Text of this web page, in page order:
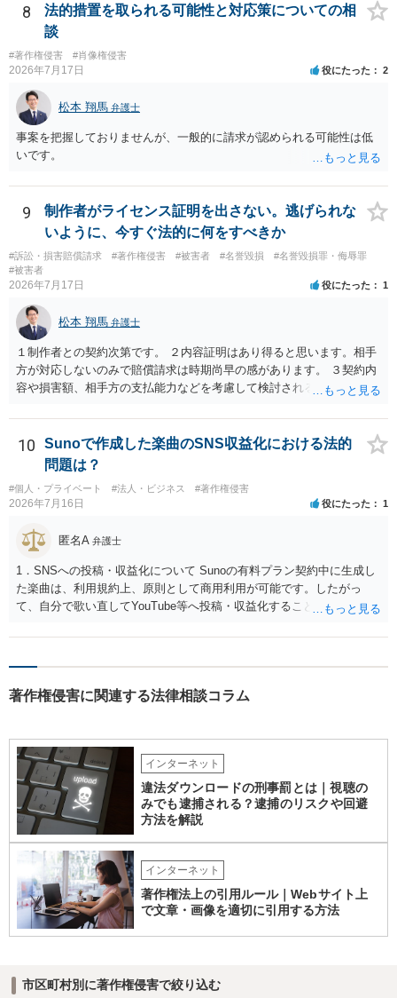
賠償金と8人分の従業員の年間利益を請求すると言われています。」で
の計算がすべて損害とならないかと思いますので、損害額で争っても
良いかと思います。ご参考にしてください。
8
法的措置を取られる可能性と対応策についての相
談
#著作権侵害 #肖像権侵害
2026年7月17日 役にたった 2
松本 翔馬 弁護士
事案を把握しておりませんが、一般的に請求が認められる可能性は低
いです。
9
制作者がライセンス証明を出さない。逃げられな
いように、今すぐ法的に何をすべきか
#訴訟・損害賠償請求 #著作権侵害 #被害者 #名誉毀損
#名誉毀損罪・侮辱罪
#被害者
2026年7月17日 役にたった 1
松本 翔馬 弁護士
１制作者との契約次第です。 ２内容証明はあり得ると思います。相手
方が対応しないのみで賠償請求は時期尚早の感があります。 ３契約内
容や損害額、相手方の支払能力などを考慮して検討されるとよいでし
求する場合もありますが、認められるのはごく一部です。 ５事案の詳
細な検討が必要です。遅延損害金の発生なども確認するとよいでしょ
う。 ６弁護士に窓口を一本化して、直接連絡を避けることも方法の一
10
Sunoで作成した楽曲のSNS収益化における法的
問題は？
#個人・プライベート #法人・ビジネス #著作権侵害
2026年7月16日 役にたった 1
匿名A 弁護士
1．SNSへの投稿・収益化について Sunoの有料プラン契約中に生成し
た楽曲は、利用規約上、原則として商用利用が可能です。したがっ
て、自分で歌い直してYouTube等へ投稿・収益化することも、通常は
確認してください。 2．メロディーや伴奏の使用について AIボーカル
ば、原則として使用可能です。 3．著作権とJASRAC登録について Su
の創作的な関与が乏しい場合、著作権が認められない可能性がありま
す。自分で歌い直しただけで、作曲部分の著作権が発生するわけでも
ありません。 なお、自分で歌い直した歌唱については、楽曲自体に著
作権が成立するか否かとは別に、実演家としての著作隣接権が生じま
す。ただし、この権利は、Sunoが生成したメロディーや伴奏自体につ
いて著作権を取得することを意味するものではありません。 JASRAC
への登録は必須ではありません。登録を希望する場合は、自分が作
詞、作曲、編曲等にどの程度創作的に関与したかを説明できることが
重要です。 4．音楽配信やライブについて SpotifyやApple Musicでの
配信、販売、ライブでの歌唱も、Sunoの規約上の商用利用条件を満た
せば、原則として可能です。ただし、配信サービスごとのAI生成音楽
ておくことをお勧めします。また、既存の楽曲と偶然類似する可能性
著作権侵害に関連する法律相談コラム
インターネット
違法ダウンロードの刑事罰とは｜視聴の
みでも逮捕される？逮捕のリスクや回避
方法を解説
インターネット
著作権法上の引用ルール｜Webサイト上
で文章・画像を適切に引用する方法
市区町村別に著作権侵害で絞り込む